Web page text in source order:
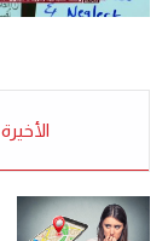
5-2019.
الأخيرة